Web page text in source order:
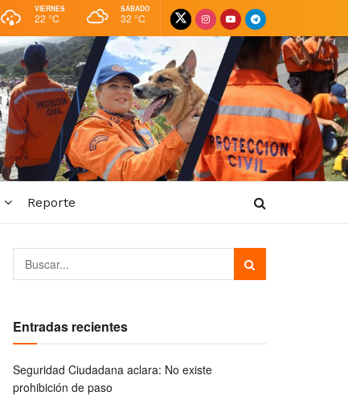
VIERNES
22 °C
SÁBADO
32 °C
Reporte
Entradas recientes
Seguridad Ciudadana aclara: No existe
prohibición de paso